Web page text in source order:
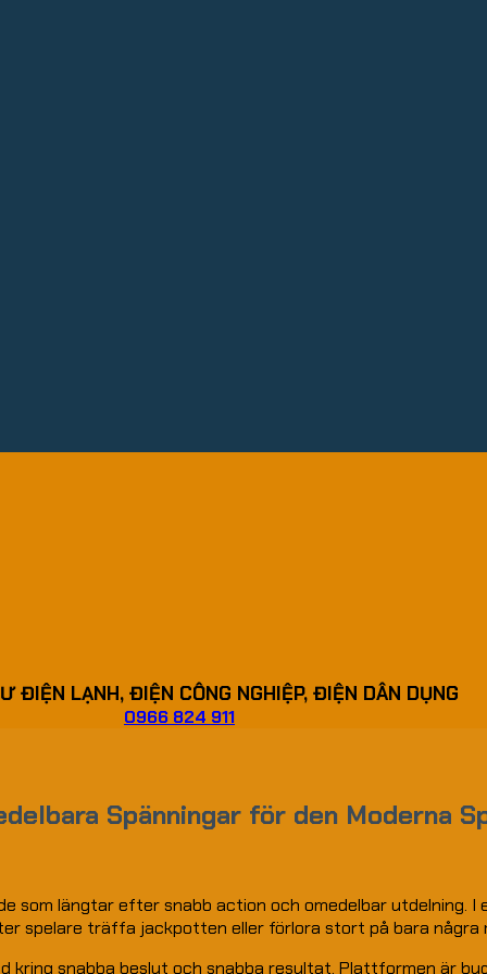
ĐIỆN LẠNH, ĐIỆN CÔNG NGHIỆP, ĐIỆN DÂN DỤNG
0966 824 911
Spänningar för den Moderna
som längtar efter snabb action och omedelbar utdelning.
spelare träffa jackpotten eller förlora stort på bara några
kring snabba beslut och snabba resultat. Plattformen är